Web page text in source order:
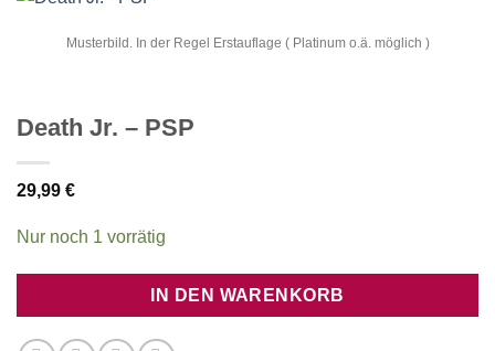
Musterbild. In der Regel Erstauflage ( Platinum o.ä. möglich )
Death Jr. – PSP
29,99 €
Nur noch 1 vorrätig
IN DEN WARENKORB